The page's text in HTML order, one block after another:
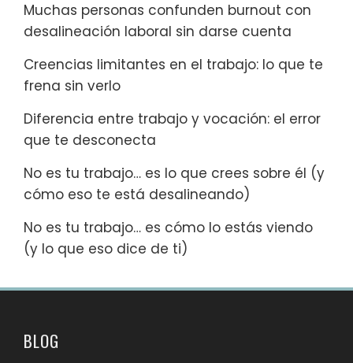
Muchas personas confunden burnout con
desalineación laboral sin darse cuenta
Creencias limitantes en el trabajo: lo que te
frena sin verlo
Diferencia entre trabajo y vocación: el error
que te desconecta
No es tu trabajo… es lo que crees sobre él (y
cómo eso te está desalineando)
No es tu trabajo… es cómo lo estás viendo
(y lo que eso dice de ti)
BLOG